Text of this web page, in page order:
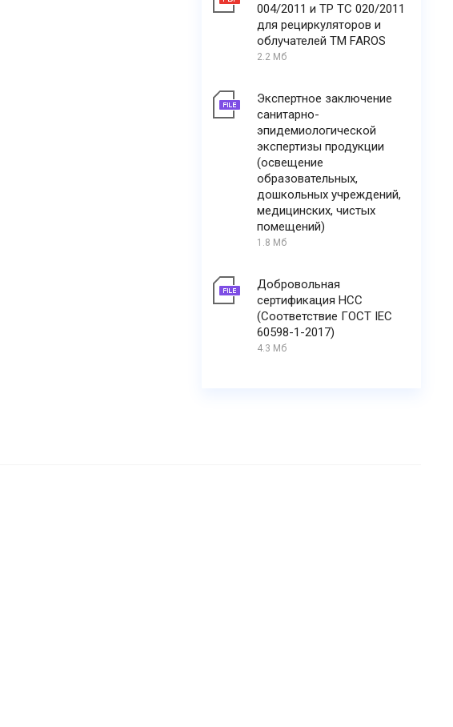
004/2011 и ТР ТС 020/2011
для рециркуляторов и
облучателей ТМ FAROS
2.2 Мб
Экспертное заключение
санитарно-
эпидемиологической
экспертизы продукции
(освещение
образовательных,
дошкольных учреждений,
медицинских, чистых
помещений)
1.8 Мб
Добровольная
сертификация НСС
(Соответствие ГОСТ IEC
60598-1-2017)
4.3 Мб